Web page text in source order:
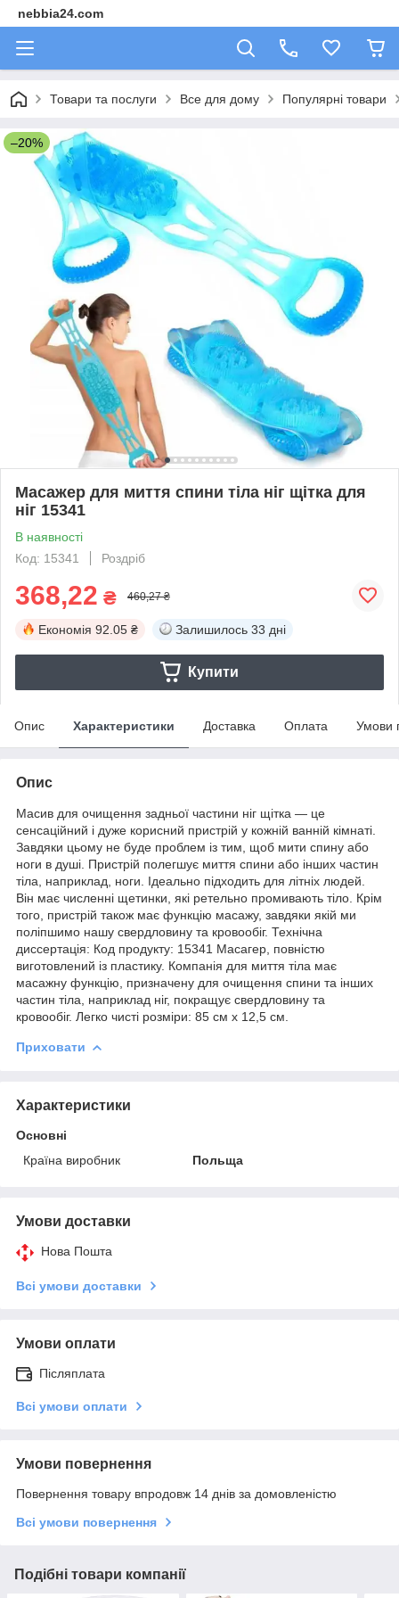
nebbia24.com
Товари та послуги Все для дому Популярні товари
–20%
Масажер для миття спини тіла ніг щітка для
ніг 15341
В наявності
Код: 15341
Роздріб
368,22 ₴ 460,27 ₴
Економія 92.05 ₴ Залишилось 33 дні
Купити
Опис Характеристики Доставка Оплата Умови
Опис
Масив для очищення задньої частини ніг щітка — це
сенсаційний і дуже корисний пристрій у кожній ванній кімнаті.
Завдяки цьому не буде проблем із тим, щоб мити спину або
ноги в душі. Пристрій полегшує миття спини або інших частин
тіла, наприклад, ноги. Ідеально підходить для літніх людей.
Він має численні щетинки, які ретельно промивають тіло. Крім
того, пристрій також має функцію масажу, завдяки якій ми
поліпшимо нашу свердловину та кровообіг. Технічна
диссертація: Код продукту: 15341 Масагер, повністю
виготовлений із пластику. Компанія для миття тіла має
масажну функцію, призначену для очищення спини та інших
частин тіла, наприклад ніг, покращує свердловину та
кровообіг. Легко чисті розміри: 85 см х 12,5 см.
Приховати
Характеристики
Основні
Країна виробник
Польща
Умови доставки
Нова Пошта
Всі умови доставки
Умови оплати
Післяплата
Всі умови оплати
Умови повернення
Повернення товару впродовж 14 днів за домовленістю
Всі умови повернення
Подібні товари компанії